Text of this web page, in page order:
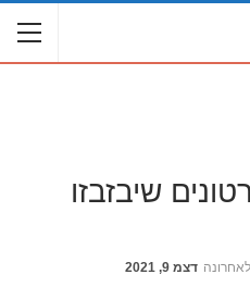
שיבזבזו
דצמ 9, 2021